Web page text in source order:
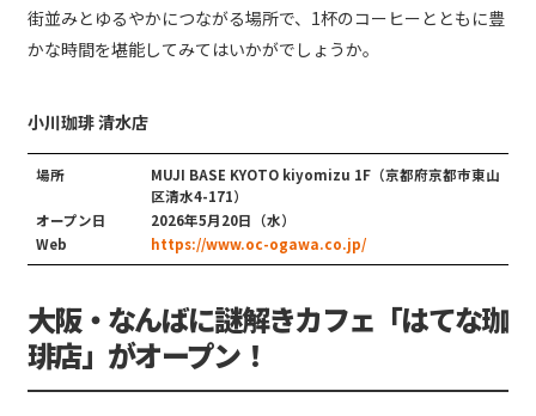
街並みとゆるやかにつながる場所で、1杯のコーヒーとともに豊
かな時間を堪能してみてはいかがでしょうか。
小川珈琲 清水店
場所
MUJI BASE KYOTO kiyomizu 1F（京都府京都市東山
区清水4-171）
オープン日
2026年5月20日（水）
Web
https://www.oc-ogawa.co.jp/
大阪・なんばに謎解きカフェ「はてな珈
琲店」がオープン！